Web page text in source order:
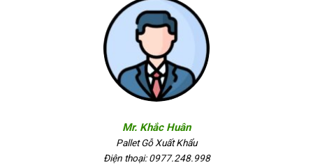
Mr. Khắc Huân
Pallet Gỗ Xuất Khẩu
Điện thoại: 0977.248.998